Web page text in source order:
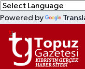
Powered by
KIBRIS
DÜNYA
Lefkoşa
Lefkoşa Hava